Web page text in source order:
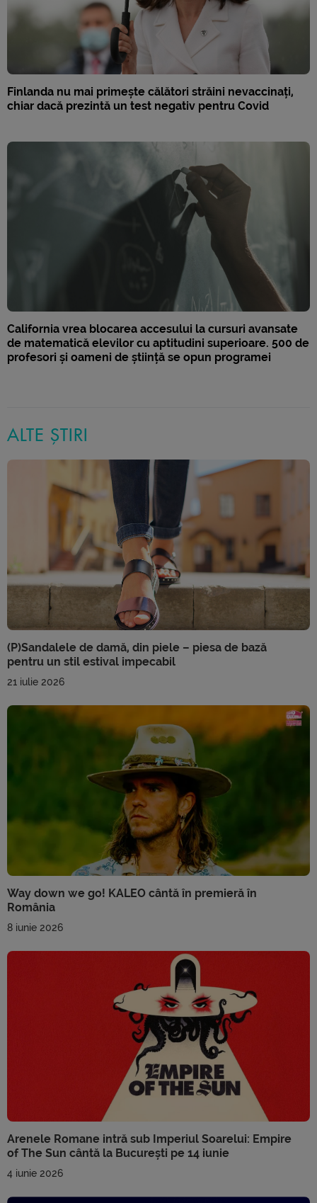
Finlanda nu mai primește călători străini nevaccinați,
chiar dacă prezintă un test negativ pentru Covid
California vrea blocarea accesului la cursuri avansate
de matematică elevilor cu aptitudini superioare. 500 de
profesori și oameni de știință se opun programei
ALTE ȘTIRI
(P)Sandalele de damă, din piele – piesa de bază
pentru un stil estival impecabil
21 iulie 2026
Way down we go! KALEO cântă în premieră în
România
8 iunie 2026
Arenele Romane intră sub Imperiul Soarelui: Empire
of The Sun cântă la București pe 14 iunie
4 iunie 2026